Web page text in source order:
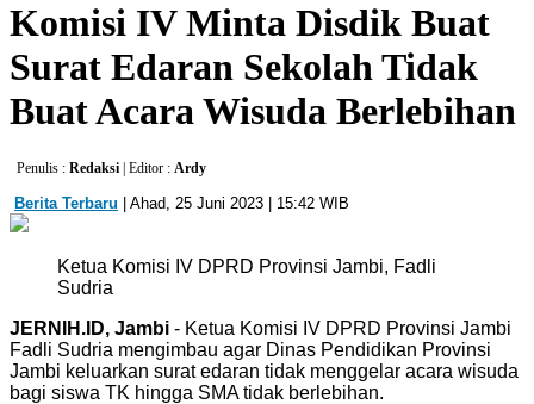
Komisi IV Minta Disdik Buat
Surat Edaran Sekolah Tidak
Buat Acara Wisuda Berlebihan
Penulis : Redaksi | Editor : Ardy
Berita Terbaru | Ahad, 25 Juni 2023 | 15:42 WIB
Ketua Komisi IV DPRD Provinsi Jambi, Fadli
Sudria
JERNIH.ID, Jambi - Ketua Komisi IV DPRD Provinsi Jambi
Fadli Sudria mengimbau agar Dinas Pendidikan Provinsi
Jambi keluarkan surat edaran tidak menggelar acara wisuda
bagi siswa TK hingga SMA tidak berlebihan.